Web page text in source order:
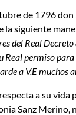
de 1796
la siguiente
del Real
Real permiso
a V.E muchos
a su
Sanz Merino,